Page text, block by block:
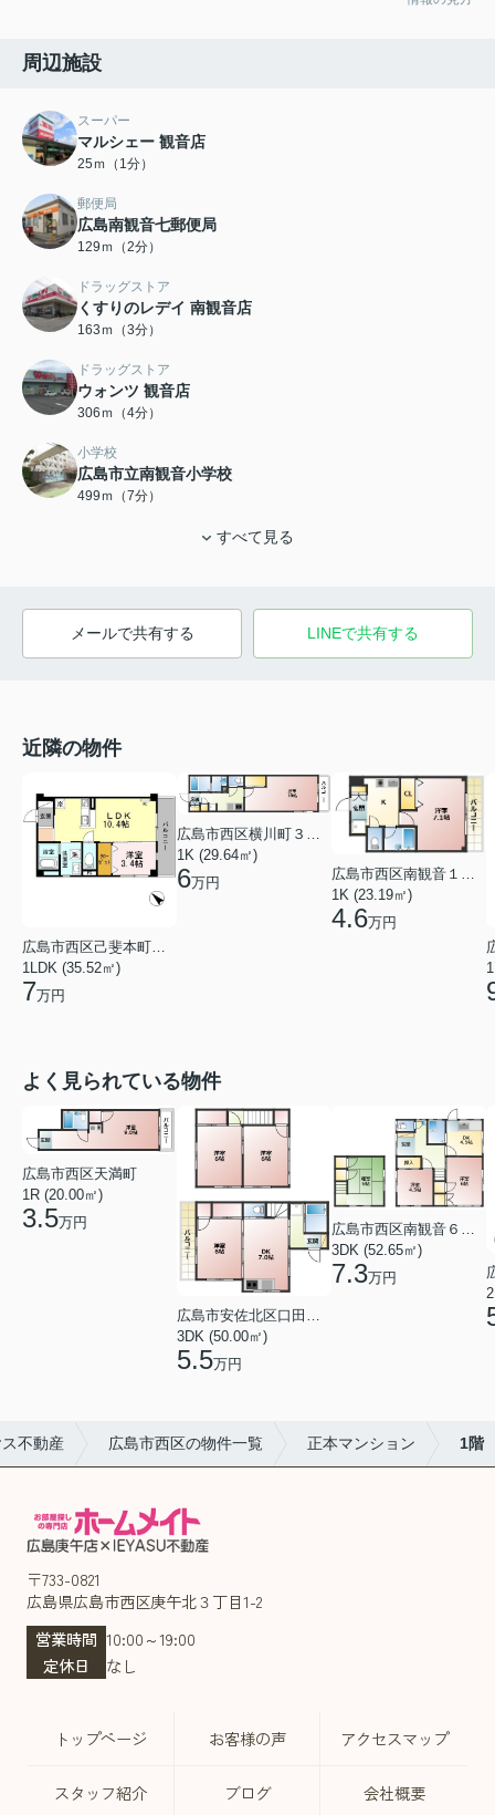
周辺施設
スーパー
マルシェー 観音店
25ｍ（1分）
郵便局
広島南観音七郵便局
129ｍ（2分）
ドラッグストア
くすりのレデイ 南観音店
163ｍ（3分）
ドラッグストア
ウォンツ 観音店
306ｍ（4分）
小学校
広島市立南観音小学校
499ｍ（7分）
すべて見る
メールで共有する LINEで共有する
近隣の物件
1LDK (35.52㎡)
7万円
1K (29.64㎡)
6万円
広島市西区南観音１丁目
1K (23.19㎡)
4.6万円
よく見られている物件
広島市西区天満町
1R (20.00㎡)
3.5万円
広島市安佐北区口田１丁目
3DK (50.00㎡)
5.5万円
3DK (52.65㎡)
7.3万円
不動産 広島市西区の物件一覧 正本マンション 1階
〒733-0821
広島県広島市西区庚午北３丁目1-2
営業時間 10:00～19:00
定休日
なし
トップページ お客様の声 アクセスマップ
スタッフ紹介 ブログ 会社概要